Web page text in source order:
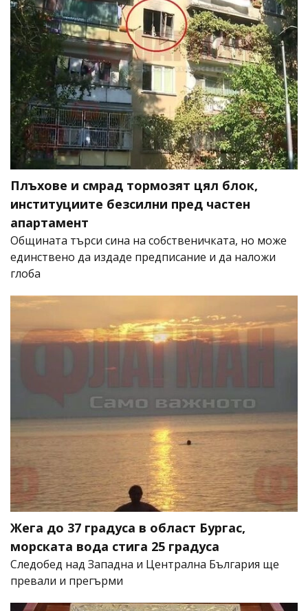
Плъхове и смрад тормозят цял блок,
институциите безсилни пред частен
апартамент
Общината търси сина на собственичката, но може
единствено да издаде предписание и да наложи
глоба
Жега до 37 градуса в област Бургас,
морската вода стига 25 градуса
Следобед над Западна и Централна България ще
превали и прегърми